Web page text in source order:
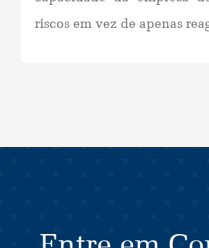
riscos em vez de apenas
Entre em